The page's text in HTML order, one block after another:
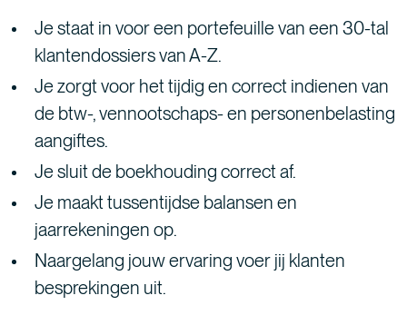
Je staat in voor een portefeuille van een 30-tal
klantendossiers van A-Z.
Je zorgt voor het tijdig en correct indienen van
de btw-, vennootschaps- en personenbelasting
aangiftes.
Je sluit de boekhouding correct af.
Je maakt tussentijdse balansen en
jaarrekeningen op.
Naargelang jouw ervaring voer jij klanten
besprekingen uit.